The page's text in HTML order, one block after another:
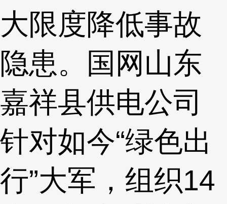
大限度降低事故
隐患。国网山东
嘉祥县供电公司
针对如今“绿色出
行”大军，组织14